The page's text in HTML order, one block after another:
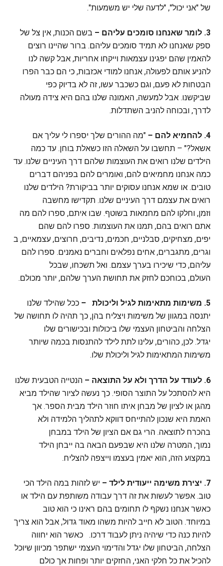
של "אני יכול", "לדעה שלי יש משמעות".
3. לומר שאנחנו סומכים עליהם – בשם הכנות, אין צל של
ספק שאנחנו לא תמיד סומכים עליהם. ברור שהיינו רוצים
להאמין שהם יפגינו עצמאות וייקחו אחריות, אבל קשה לנו
להניע אותם לפעולה, אנחנו למודי אכזבות, כי הם כבר הפרו
הבטחות לא פעם, וגם כשכבר עשו, זה לא בדיוק כפי
שביקשנו. אבל למעשה, האמונה שלנו בהם היא צידה מעולה
לדרך, ובכוחה להניב השתדלות.
4. להחמיא להם – "מה ההורים שלך יספרו לי עליך אם
אשאל?" – תחשבו על השאלה הזו כשאלת בוחן. עד כמה
הילדים שלנו רואים את העוצמות שלהם דרך העיניים שלנו. עד
כמה אנחנו מחמיאים להם, ואומרים להם בפניהם דברים
טובים. או שמא אנחנו עסוקים יותר בביקורת? הילדים שלנו
רואים את עצמם דרך העיניים שלנו. תקדישו מחשבה
וזמן, וחלקו להם מחמאות בשוטף. שבו איתם, ספרו להם מה
אתם רואים בהם, תמנו את העוצמות. ספרו להם שהם
יפים, מצחיקים, סבלניים, חכמים, נדיבים, חרוצים, עצמאיים, ב
וגרים, מתגברים, אחים נפלאים וחברים נאמנים. ספרו להם
עליהם, כדי שיכירו בערך עצמם. ואל תשכחו, שבכל
העולם, בכוחכם לחזק את תחושת הערך שלהם, יותר מכולם.
5. משימות מתאימות לגיל וליכולת – ככל שהילד שלנו
יתנסה במגוון של משימות ויצליח בהן, כך תהיה לו תחושה של
הצלחה והביטחון העצמי שלו ביכולות ובכישורים שלו
יגדל. לכן, כהורים, עלינו לתת לילד להתנסות בכמה שיותר
משימות המתאימות לגיל וליכולת שלו.
6. לעודד על הדרך ולא על התוצאה – הנטייה הטבעית שלנו
היא להסתכל על התוצר הסופי. כך נעשה לציור שהילד מביא
מהגן או לציון של מבחן איתו חוזר הילד מבית הספר. אך
האמת היא שנכון להתייחס דווקא לתהליך הלמידה ולא
בהכרח לתוצאה. הרי גם אם הציון של הילד במבחן
נמוך, המטרה שלנו היא שבפעם הבאה בה ייבחן הילד
במקצוע הזה, הוא יאמין בעצמו וייצפה להצליח.
7. יצירת משימה ייעודית לילד – יש לזהות במה הילד הכי
טוב. אפשר לעשות את זה דרך עבודה משותפת עם הילד או
כאשר אנחנו נשקף לו תחומים בהם ראינו כי הוא טוב
במיוחד. הטוב לא חייב להיות משהו מאוד גדול, אבל הוא צריך
להיות כנה כדי שיהיה ניתן לעבוד דרכו. כאשר הוא יחווה
הצלחה, הביטחון שלו יגדל והדימוי העצמי ישתפר מכיוון שיוכל
להכיל את כל חלקי האני, החזקים יותר ופחות אך כולם